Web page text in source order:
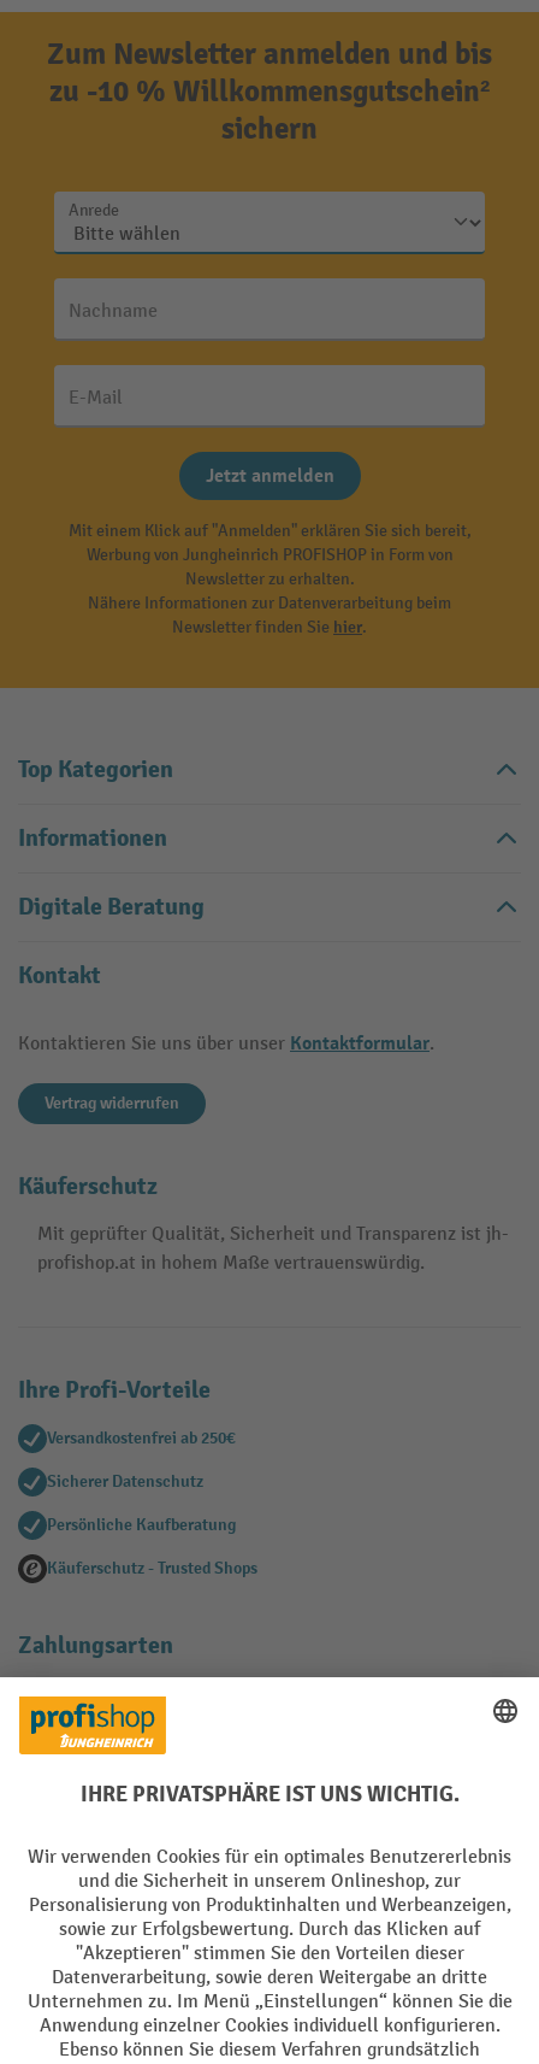
Zum Newsletter anmelden und bis
zu -10 % Willkommensgutschein²
sichern
Anrede
Nachname
E-Mail
Jetzt anmelden
Mit einem Klick auf "Anmelden" erklären Sie sich bereit,
Werbung von Jungheinrich PROFISHOP in Form von
Newsletter zu erhalten.
Nähere Informationen zur Datenverarbeitung beim
Newsletter finden Sie hier.
Top Kategorien
Informationen
Digitale Beratung
Kontakt
Kontaktieren Sie uns über unser Kontaktformular.
Vertrag widerrufen
Käuferschutz
Mit geprüfter Qualität, Sicherheit und Transparenz ist jh-
profishop.at in hohem Maße vertrauenswürdig.
Ihre Profi-Vorteile
Versandkostenfrei ab 250€
Sicherer Datenschutz
Persönliche Kaufberatung
Käuferschutz - Trusted Shops
Zahlungsarten
Creditcard (Master)
Facebook
YouTube
LinkedIn
Instagram
AGB Impressum Datenschutz